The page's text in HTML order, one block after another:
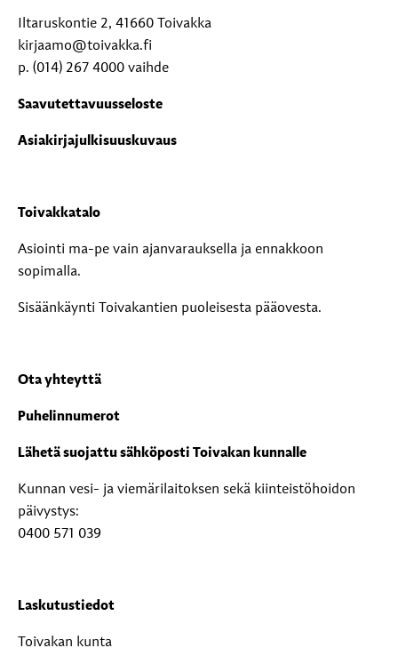
Iltaruskontie 2, 41660 Toivakka
kirjaamo@toivakka.fi
p. (014) 267 4000 vaihde
Saavutettavuusseloste
Asiakirjajulkisuuskuvaus
Toivakkatalo
Asiointi ma-pe vain ajanvarauksella ja ennakkoon
sopimalla.
Sisäänkäynti Toivakantien puoleisesta pääovesta.
Ota yhteyttä
Puhelinnumerot
Lähetä suojattu sähköposti Toivakan kunnalle
Kunnan vesi- ja viemärilaitoksen sekä kiinteistöhoidon
päivystys:
0400 571 039
Laskutustiedot
Toivakan kunta